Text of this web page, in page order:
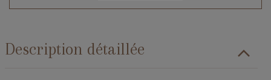
Sirop
Description détaillée